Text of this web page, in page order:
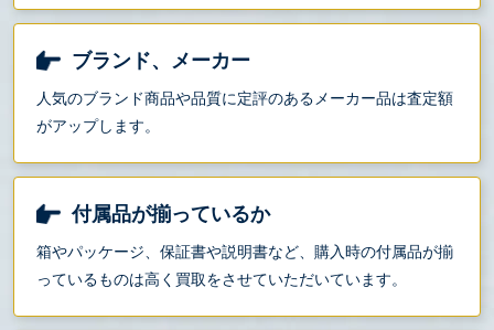
ブランド、メーカー
人気のブランド商品や品質に定評のあるメーカー品は査定額
がアップします。
付属品が揃っているか
箱やパッケージ、保証書や説明書など、購入時の付属品が揃
っているものは高く買取をさせていただいています。